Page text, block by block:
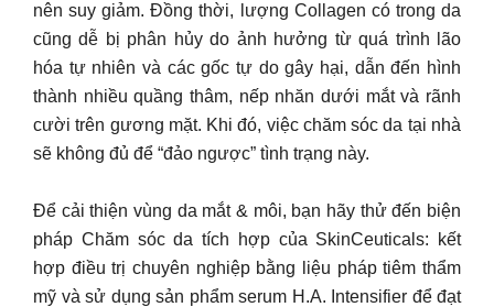
nên suy giảm. Đồng thời, lượng Collagen có trong da
cũng dễ bị phân hủy do ảnh hưởng từ quá trình lão
hóa tự nhiên và các gốc tự do gây hại, dẫn đến hình
thành nhiều quầng thâm, nếp nhăn dưới mắt và rãnh
cười trên gương mặt. Khi đó, việc chăm sóc da tại nhà
sẽ không đủ để “đảo ngược” tình trạng này.
Để cải thiện vùng da mắt & môi, bạn hãy thử đến biện
pháp Chăm sóc da tích hợp của SkinCeuticals: kết
hợp điều trị chuyên nghiệp bằng liệu pháp tiêm thẩm
mỹ và sử dụng sản phẩm serum H.A. Intensifier để đạt